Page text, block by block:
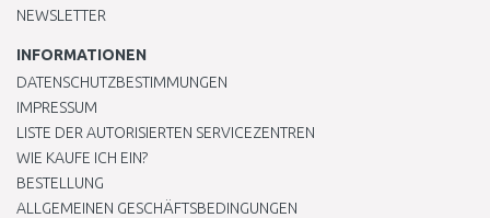
NEWSLETTER
INFORMATIONEN
DATENSCHUTZBESTIMMUNGEN
IMPRESSUM
LISTE DER AUTORISIERTEN SERVICEZENTREN
WIE KAUFE ICH EIN?
BESTELLUNG
ALLGEMEINEN GESCHÄFTSBEDINGUNGEN